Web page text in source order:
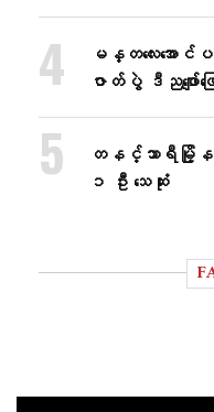
မန္တလေးအောင်
ဇာတ်ပွဲ ဒီညဖျော်
တနင်္သာရီမြို့န
၁ ဦး သေဆုံး